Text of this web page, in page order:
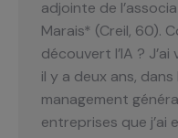
adjointe de
Marais* (Creil, 60).
découvert l’IA ?
il y a deux ans, dans
management
entreprises que j’ai